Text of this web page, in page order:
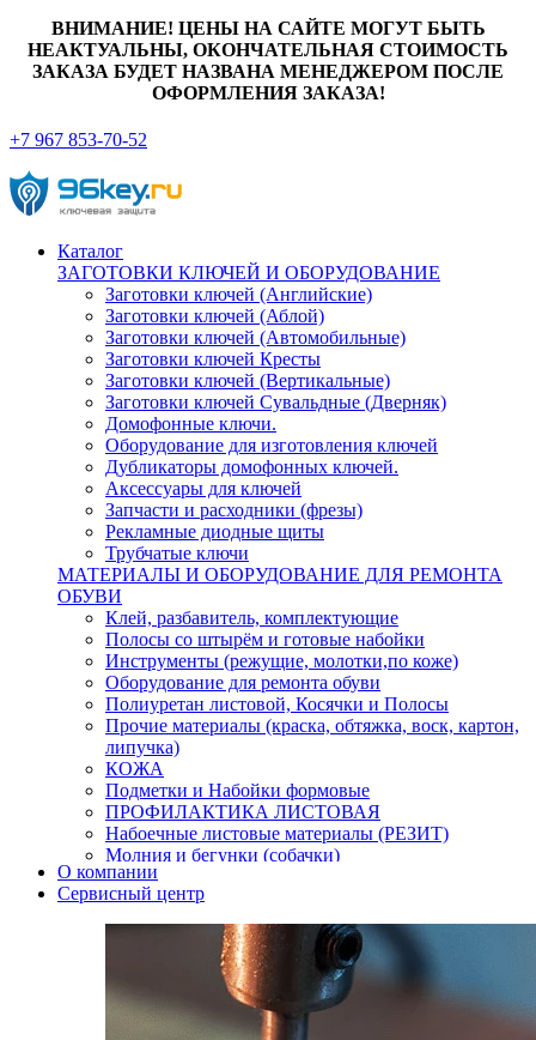
ВНИМАНИЕ! ЦЕНЫ НА САЙТЕ МОГУТ БЫТЬ
НЕАКТУАЛЬНЫ, ОКОНЧАТЕЛЬНАЯ СТОИМОСТЬ
ЗАКАЗА БУДЕТ НАЗВАНА МЕНЕДЖЕРОМ ПОСЛЕ
ОФОРМЛЕНИЯ ЗАКАЗА!
+7 967 853-70-52
Каталог
ЗАГОТОВКИ КЛЮЧЕЙ И ОБОРУДОВАНИЕ
Заготовки ключей (Английские)
Заготовки ключей (Аблой)
Заготовки ключей (Автомобильные)
Заготовки ключей Кресты
Заготовки ключей (Вертикальные)
Заготовки ключей Сувальдные (Дверняк)
Домофонные ключи.
Оборудование для изготовления ключей
Дубликаторы домофонных ключей.
Аксессуары для ключей
Запчасти и расходники (фрезы)
Рекламные диодные щиты
Трубчатые ключи
МАТЕРИАЛЫ И ОБОРУДОВАНИЕ ДЛЯ РЕМОНТА
ОБУВИ
Клей, разбавитель, комплектующие
Полосы со штырём и готовые набойки
Инструменты (режущие, молотки,по коже)
Оборудование для ремонта обуви
Полиуретан листовой, Косячки и Полосы
Прочие материалы (краска, обтяжка, воск, картон,
липучка)
КОЖА
Подметки и Набойки формовые
ПРОФИЛАКТИКА ЛИСТОВАЯ
Набоечные листовые материалы (РЕЗИТ)
Молния и бегунки (собачки)
Нитки,иглы-шило,крючки.
Уход и косметика для обуви
Кнопки (магнитые,кобурные)
Пряжки для ремня
О компании
Сервисный центр